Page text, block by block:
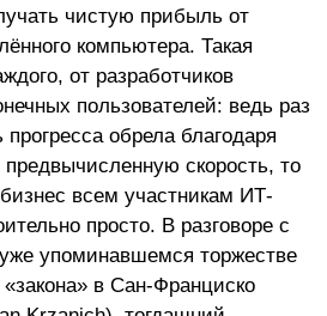
чистую прибыль от
компьютера. Такая
от разработчиков
пользователей: ведь раз
обрела благодаря
предвычисленную скорость, то
всем участникам ИТ-
просто. В разговоре с
упоминавшемся торжестве
«закона» в Сан-Франциско